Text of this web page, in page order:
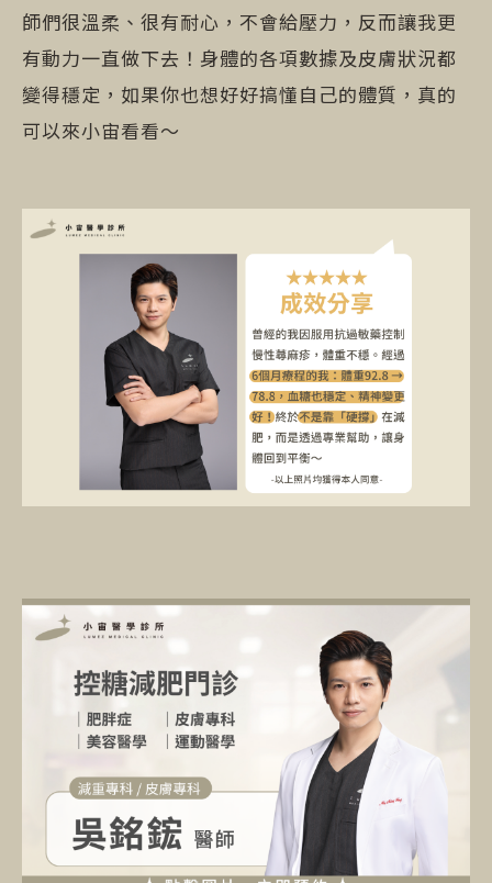
師們很溫柔、很有耐心，不會給壓力，反而讓我更
有動力一直做下去！身體的各項數據及皮膚狀況都
變得穩定，如果你也想好好搞懂自己的體質，真的
可以來小宙看看～